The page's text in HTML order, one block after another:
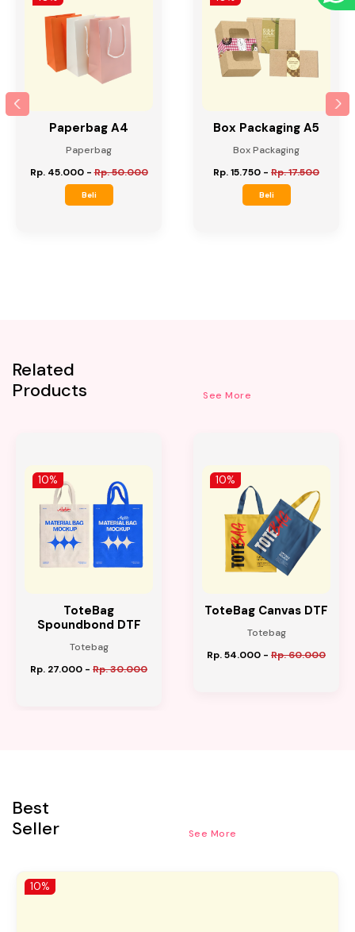
Paperbag A4
Paperbag
Rp. 45.000-Rp. 50.000
Beli
Box Packaging A5
Box Packaging
Rp. 15.750 - Rp. 17.500
Beli
Related
Products
See More
10%
ToteBag
Spoundbond DTF
Totebag
Rp. 27.000 - Rp. 30.000
10%
ToteBag Canvas DTF
Totebag
Rp. 54.000 - Rp. 60.000
Best
Seller
See More
10%